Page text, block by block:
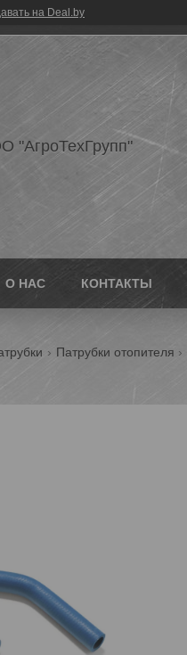
на Deal.by
"АгроТехГрупп"
О НАС КОНТАКТЫ
Патрубки отопителя